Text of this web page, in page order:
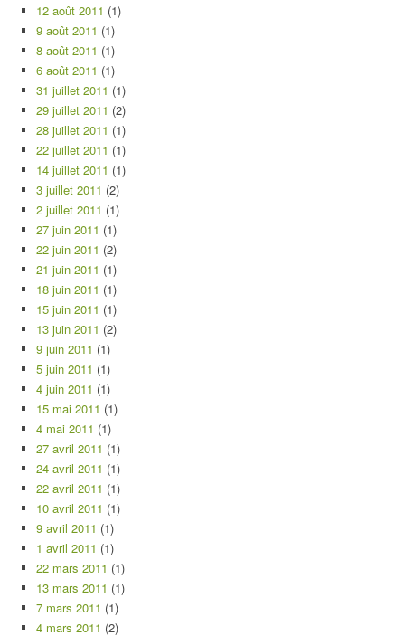
12 août 2011 (1)
9 août 2011 (1)
8 août 2011 (1)
6 août 2011 (1)
31 juillet 2011 (1)
29 juillet 2011 (2)
28 juillet 2011 (1)
22 juillet 2011 (1)
14 juillet 2011 (1)
3 juillet 2011 (2)
2 juillet 2011 (1)
27 juin 2011 (1)
22 juin 2011 (2)
21 juin 2011 (1)
18 juin 2011 (1)
15 juin 2011 (1)
13 juin 2011 (2)
9 juin 2011 (1)
5 juin 2011 (1)
4 juin 2011 (1)
15 mai 2011 (1)
4 mai 2011 (1)
27 avril 2011 (1)
24 avril 2011 (1)
22 avril 2011 (1)
10 avril 2011 (1)
9 avril 2011 (1)
1 avril 2011 (1)
22 mars 2011 (1)
13 mars 2011 (1)
7 mars 2011 (1)
4 mars 2011 (2)